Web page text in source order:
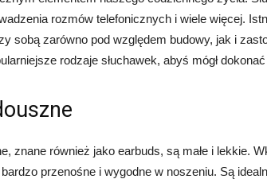
rozmów telefonicznych i wiele więcej.
sobą zarówno pod względem budowy, jak i
rodzaje słuchawek, abyś mógł
znane również jako earbuds, są małe i lekkie.
przenośne i wygodne w noszeniu. Są